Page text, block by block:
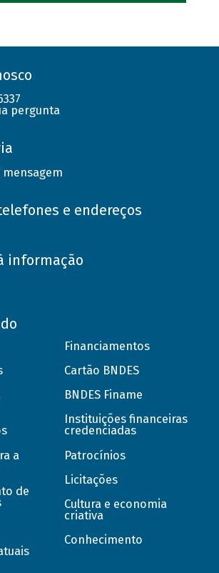
pergunta
mensagem
e endereços
informação
a
de
Financiamentos
Cartão BNDES
BNDES Finame
Instituições financeiras
credenciadas
Patrocínios
Licitações
Cultura e economia
criativa
Conhecimento